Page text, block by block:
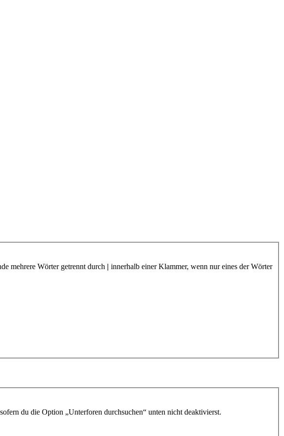
mehrere Wörter getrennt durch | innerhalb einer Klammer, wenn nur eines der Wörter
du die Option „Unterforen durchsuchen“ unten nicht deaktivierst.